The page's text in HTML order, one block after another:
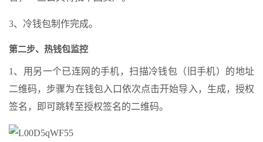
3、冷钱包制作完成。
第二步、热钱包监控
1、用另一个已连网的手机，扫描冷钱包（旧手机）的地址
二维码，步骤为在钱包入口依次点击开始导入，生成，授权
签名，即可跳转至授权签名的二维码。